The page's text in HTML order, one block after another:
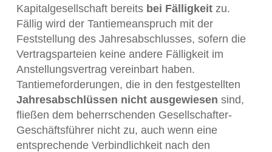
Kapitalgesellschaft bereits bei Fälligkeitzu.
Fällig wird der Tantiemeanspruch mit der
Feststellung des Jahresabschlusses, sofern die
Vertragsparteien keine andere Fälligkeit im
Anstellungsvertrag vereinbart haben.
Tantiemeforderungen, die in den festgestellten
Jahresabschlüssen nicht ausgewiesen sind,
fließen dem beherrschenden Gesellschafter-
Geschäftsführer nicht zu, auch wenn eine
entsprechende Verbindlichkeit nach den